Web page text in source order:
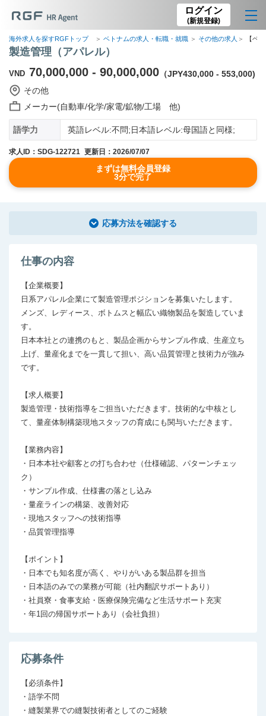
ログイン
(新規登録)
海外求人を探すRGFトップ ベトナムの求人・転職・就職 その他の求人 【ベ
製造管理（アパレル）
VND 70,000,000 - 90,000,000 （JPY430,000 - 553,000)
その他
メーカー(自動車/化学/家電/鉱物/工場 他)
語学力 英語レベル:不問;日本語レベル:母国語と同様;
求人ID：SDG-122721 更新日：2026/07/07
まずは無料会員登録
3分で完了
応募方法を確認する
仕事の内容
【企業概要】
日系アパレル企業にて製造管理ポジションを募集いたします。
メンズ、レディース、ボトムスと幅広い織物製品を製造していま
す。
日本本社との連携のもと、製品企画からサンプル作成、生産立ち
上げ、量産化までを一貫して担い、高い品質管理と技術力が強み
です。
【求人概要】
製造管理・技術指導をご担当いただきます。技術的な中核とし
て、量産体制構築現地スタッフの育成にも関与いただきます。
【業務内容】
・日本本社や顧客との打ち合わせ（仕様確認、パターンチェッ
ク）
・サンプル作成、仕様書の落とし込み
・量産ラインの構築、改善対応
・現地スタッフへの技術指導
・品質管理指導
【ポイント】
・日本でも知名度が高く、やりがいある製品群を担当
・日本語のみでの業務が可能（社内翻訳サポートあり）
・社員寮・食事支給・医療保険完備など生活サポート充実
応募条件
【必須条件】
・語学不問
・縫製業界での縫製技術者としてのご経験